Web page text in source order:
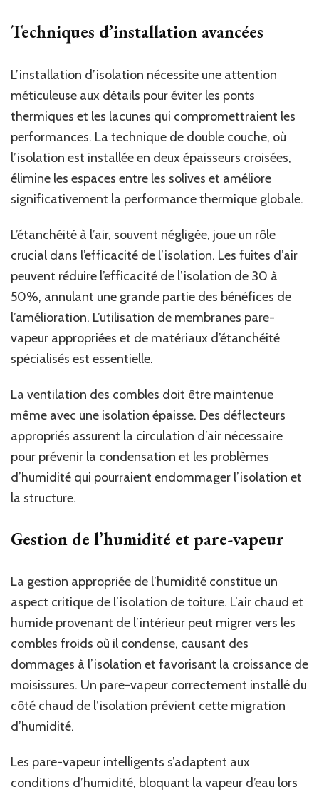
Techniques d’installation avancées
L’installation d’isolation nécessite une attention
méticuleuse aux détails pour éviter les ponts
thermiques et les lacunes qui compromettraient les
performances. La technique de double couche, où
l’isolation est installée en deux épaisseurs croisées,
élimine les espaces entre les solives et améliore
significativement la performance thermique globale.
L’étanchéité à l’air, souvent négligée, joue un rôle
crucial dans l’efficacité de l’isolation. Les fuites d’air
peuvent réduire l’efficacité de l’isolation de 30 à
50%, annulant une grande partie des bénéfices de
l’amélioration. L’utilisation de membranes pare-
vapeur appropriées et de matériaux d’étanchéité
spécialisés est essentielle.
La ventilation des combles doit être maintenue
même avec une isolation épaisse. Des déflecteurs
appropriés assurent la circulation d’air nécessaire
pour prévenir la condensation et les problèmes
d’humidité qui pourraient endommager l’isolation et
la structure.
Gestion de l’humidité et pare-vapeur
La gestion appropriée de l’humidité constitue un
aspect critique de l’isolation de toiture. L’air chaud et
humide provenant de l’intérieur peut migrer vers les
combles froids où il condense, causant des
dommages à l’isolation et favorisant la croissance de
moisissures. Un pare-vapeur correctement installé du
côté chaud de l’isolation prévient cette migration
d’humidité.
Les pare-vapeur intelligents s’adaptent aux
conditions d’humidité, bloquant la vapeur d’eau lors